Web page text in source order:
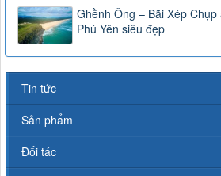
Ghềnh Ông – Bãi Xép
Phú Yên siêu đẹp
Tin tức
Sản phẩm
Đối tác